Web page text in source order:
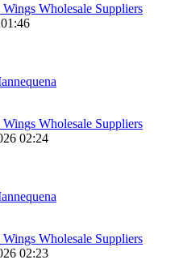
Wholesale Suppliers
Wholesale Suppliers
02:24
Wholesale Suppliers
02:23